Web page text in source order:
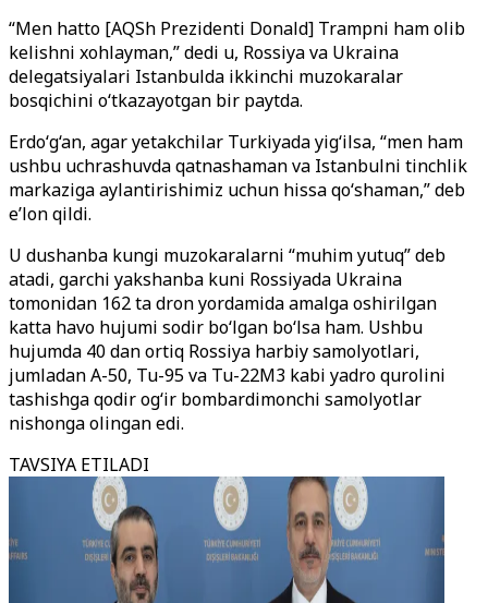
“Men hatto [AQSh Prezidenti Donald] Trampni ham olib
kelishni xohlayman,” dedi u, Rossiya va Ukraina
delegatsiyalari Istanbulda ikkinchi muzokaralar
bosqichini o‘tkazayotgan bir paytda.
Erdo‘g‘an, agar yetakchilar Turkiyada yig‘ilsa, “men ham
ushbu uchrashuvda qatnashaman va Istanbulni tinchlik
markaziga aylantirishimiz uchun hissa qo‘shaman,” deb
e’lon qildi.
U dushanba kungi muzokaralarni “muhim yutuq” deb
atadi, garchi yakshanba kuni Rossiyada Ukraina
tomonidan 162 ta dron yordamida amalga oshirilgan
katta havo hujumi sodir bo‘lgan bo‘lsa ham. Ushbu
hujumda 40 dan ortiq Rossiya harbiy samolyotlari,
jumladan A-50, Tu-95 va Tu-22M3 kabi yadro qurolini
tashishga qodir og‘ir bombardimonchi samolyotlar
nishonga olingan edi.
TAVSIYA ETILADI